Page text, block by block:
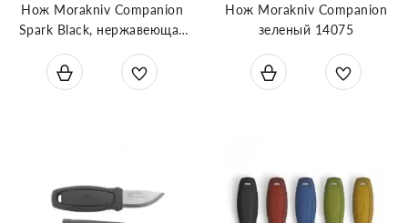
Нож Morakniv Companion
Spark Black, нержавеющая
Нож Morakniv Companion
зеленый 14075